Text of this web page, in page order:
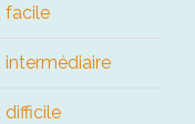
facile
intermédiaire
difficile